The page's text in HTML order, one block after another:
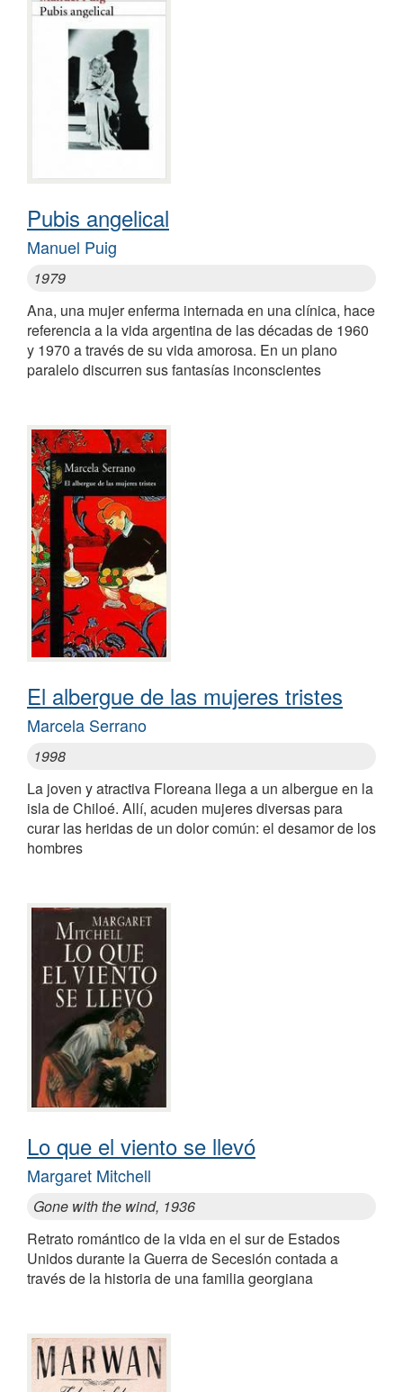
Pubis angelical
Manuel Puig
1979
Ana, una mujer enferma internada en una clínica, hace
referencia a la vida argentina de las décadas de 1960
y 1970 a través de su vida amorosa. En un plano
paralelo discurren sus fantasías inconscientes
El albergue de las mujeres tristes
Marcela Serrano
1998
La joven y atractiva Floreana llega a un albergue en la
isla de Chiloé. Allí, acuden mujeres diversas para
curar las heridas de un dolor común: el desamor de los
hombres
Lo que el viento se llevó
Margaret Mitchell
Gone with the wind, 1936
Retrato romántico de la vida en el sur de Estados
Unidos durante la Guerra de Secesión contada a
través de la historia de una familia georgiana